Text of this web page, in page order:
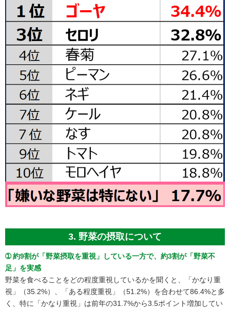
3. 野菜の摂取について
➀ 約9割が「野菜摂取を重視」している一方で、約3割が「野菜不
足」を実感
野菜を食べることをどの程度重視しているかを聞くと、「かなり重
視」（35.2%）、「ある程度重視」（51.2%）を合わせて86.4%と多
く、特に「かなり重視」は前年の31.7%から3.5ポイント増加してい